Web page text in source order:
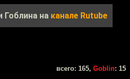
Гоблина на канале Rutube
всего: 165, Goblin: 15